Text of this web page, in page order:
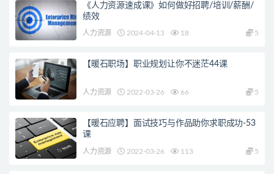
《人力资源速成课》如何做好招聘/培训/薪酬/
绩效
人力资源 2024-04-13 18 5
【暖石职场】职业规划让你不迷茫44课
人力资源 2022-03-26 66 5
【暖石应聘】面试技巧与作品助你求职成功-53
课
人力资源 2022-03-26 113 5